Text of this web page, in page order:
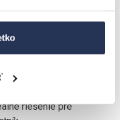
tyč a priestranná
doska a ABS
riešenie pre